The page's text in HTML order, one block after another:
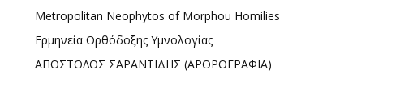
Metropolitan Neophytos of Morphou Homilies
Ερμηνεία Ορθόδοξης Υμνολογίας
ΑΠΟΣΤΟΛΟΣ ΣΑΡΑΝΤΙΔΗΣ (ΑΡΘΡΟΓΡΑΦΙΑ)